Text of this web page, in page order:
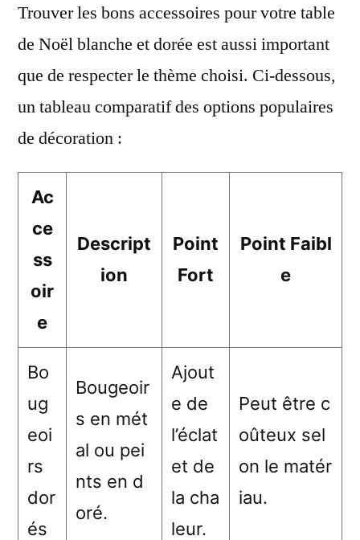
Trouver les bons accessoires pour votre table
de Noël blanche et dorée est aussi important
que de respecter le thème choisi. Ci-dessous,
un tableau comparatif des options populaires
de décoration :
Ac
ce
ss
oir
e
Descript
ion
Point
Fort
Point Faibl
e
Bo
ug
eoi
rs
dor
és
Bougeoir
s en mét
al ou pei
nts en d
oré.
Ajout
e de
l’éclat
et de
la cha
leur.
Peut être c
oûteux sel
on le matér
iau.